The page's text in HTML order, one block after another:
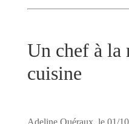
Un chef à la
cuisine